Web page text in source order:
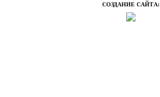
СОЗДАНИЕ САЙТА: